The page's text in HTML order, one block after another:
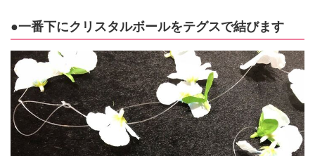
●一番下にクリスタルボールをテグスで結びます